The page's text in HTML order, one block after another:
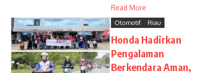
Read More
Otomotif Riau
Honda Hadirkan
Pengalaman
Berkendara Aman,